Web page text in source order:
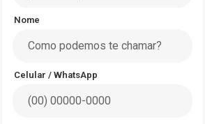
Nome
Celular / WhatsApp